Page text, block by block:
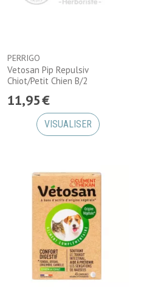
PERRIGO
Vetosan Pip Repulsiv
Chiot/Petit Chien B/2
11,95€
VISUALISER